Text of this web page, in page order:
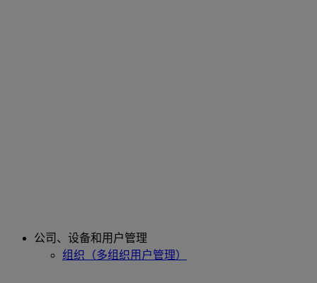
公司、设备和用户管理
组织（多组织用户管理）